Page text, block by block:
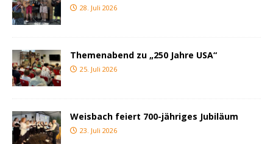
28. Juli 2026
Themenabend zu „250 Jahre USA“
25. Juli 2026
Weisbach feiert 700-jähriges Jubiläum
23. Juli 2026